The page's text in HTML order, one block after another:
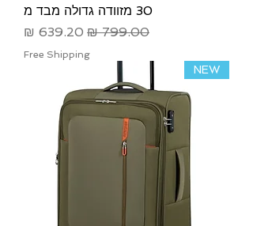
30 מזוודה גדולה מבד מ
מחיר רגיל
מחיר מבצע
Free Shipping
NEW